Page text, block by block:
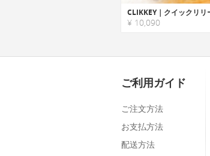
¥ 10,090
ご利用ガイド
ご注文方法
お支払方法
配送方法